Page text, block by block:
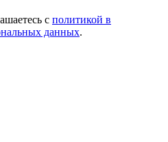
с политикой в
данных.